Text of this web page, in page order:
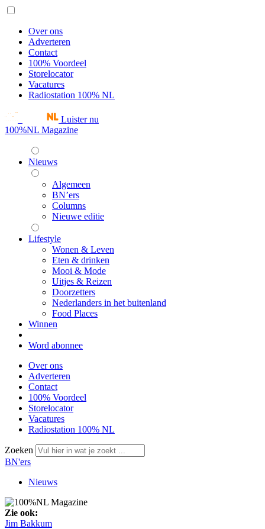
Over ons
Adverteren
Contact
100% Voordeel
Storelocator
Vacatures
Radiostation 100% NL
Luister nu
100%NL Magazine
Nieuws
Algemeen
BN’ers
Columns
Nieuwe editie
Lifestyle
Wonen & Leven
Eten & drinken
Mooi & Mode
Uitjes & Reizen
Doorzetters
Nederlanders in het buitenland
Food Places
Winnen
Word abonnee
Over ons
Adverteren
Contact
100% Voordeel
Storelocator
Vacatures
Radiostation 100% NL
Zoeken
BN'ers
Nieuws
Zie ook:
Jim Bakkum